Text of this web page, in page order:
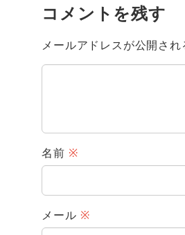
コメントを残す
メールアドレスが公開され
名前 ※
メール ※